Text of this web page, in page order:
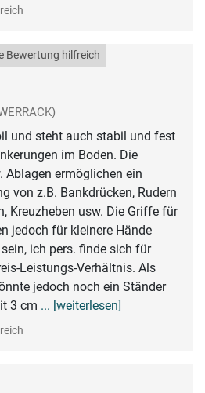
Bewertung hilfreich
und steht auch stabil und fest
im Boden. Die
Ablagen ermöglichen ein
von z.B. Bankdrücken, Rudern
Kreuzheben usw. Die Griffe für
jedoch für kleinere Hände
ich pers. finde sich für
Leistungs-Verhältnis. Als
jedoch noch ein Ständer
3 cm ... [weiterlesen]